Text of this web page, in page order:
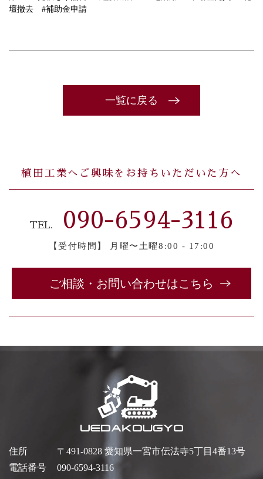
壇撤去 #補助金申請
一覧に戻る
植田工業へご興味をお持ちいただいた方へ
TEL. 090-6594-3116
【受付時間】 月曜〜土曜8:00 - 17:00
ご相談・お問い合わせはこちら
住所
〒491-0828 愛知県一宮市伝法寺5丁目4番13号
電話番号
090-6594-3116